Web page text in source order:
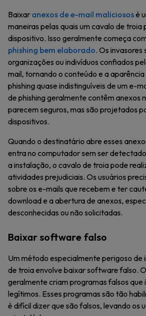
Baixar anexos de e-mail maliciososé
maneiras pelas quais um cavalo de
dispositivo. Isso geralmente começa
phishing bem elaborado. Os invasores
organizações ou indivíduos confiados
mail, tornando o conteúdo e a
phishing quase indistinguíveis de um e-
de phishing geralmente contêm anexos
parecem seguros, mas são projetados
dispositivos.
Quando o destinatário abre esses
entra no computador sem ser
a instalação, o cavalo de troia pode
atividades prejudiciais. Os usuários
sobre os e-mails que recebem e ter
download e a abertura de anexos,
desconhecidas ou não solicitadas.
Baixar software falso
Um método especialmente perigoso de
de troia envolve baixar software falso.
geralmente criam programas falsos
legítimos. Esses programas são tão
é difícil dizer que são falsos, levando os